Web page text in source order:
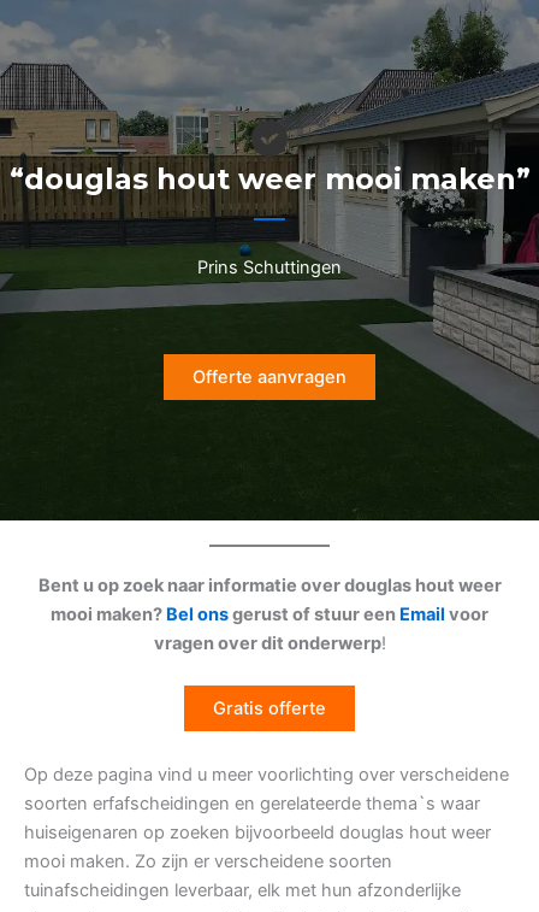
naar
de
inhoud
“douglas hout weer mooi maken”
Prins Schuttingen
Offerte aanvragen
Bent u op zoek naar informatie over douglas hout weer
mooi maken? Bel onsgerust of stuur een Email voor
vragen over dit onderwerp!
Gratis offerte
Op deze pagina vind u meer voorlichting over verscheidene
soorten erfafscheidingen en gerelateerde thema`s waar
huiseigenaren op zoeken bijvoorbeeld douglas hout weer
mooi maken. Zo zijn er verscheidene soorten
tuinafscheidingen leverbaar, elk met hun afzonderlijke